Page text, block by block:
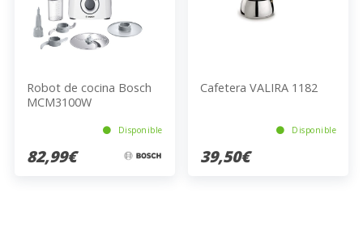
Robot de cocina Bosch
MCM3100W
Disponible
82,99€
Cafetera VALIRA 1182
Disponible
39,50€